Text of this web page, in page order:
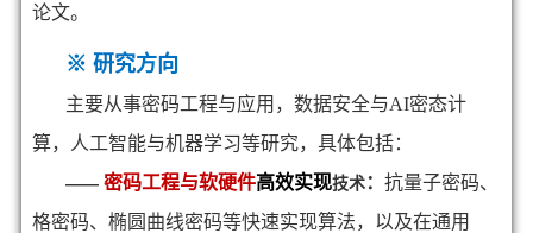
论文。
※ 研究方向
主要从事密码工程与应用，数据安全与AI密态计
算，人工智能与机器学习等研究，具体包括：
—— 密码工程与软硬件高效实现技术： 抗量子密码、
格密码、椭圆曲线密码等快速实现算法，以及在通用